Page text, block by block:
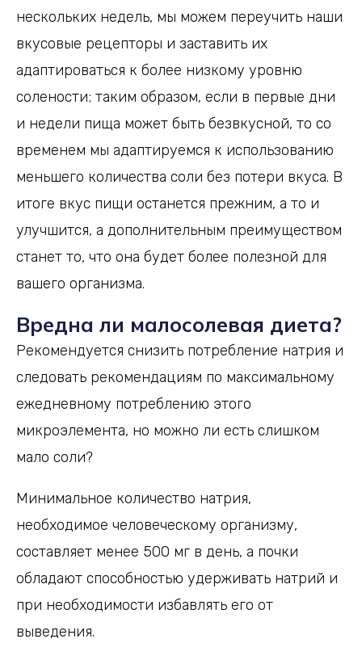
нескольких недель, мы можем переучить наши
вкусовые рецепторы и заставить их
адаптироваться к более низкому уровню
солености; таким образом, если в первые дни
и недели пища может быть безвкусной, то со
временем мы адаптируемся к использованию
меньшего количества соли без потери вкуса. В
итоге вкус пищи останется прежним, а то и
улучшится, а дополнительным преимуществом
станет то, что она будет более полезной для
вашего организма.
Вредна ли малосолевая диета?
Рекомендуется снизить потребление натрия и
следовать рекомендациям по максимальному
ежедневному потреблению этого
микроэлемента, но можно ли есть слишком
мало соли?
Минимальное количество натрия,
необходимое человеческому организму,
составляет менее 500 мг в день, а почки
обладают способностью удерживать натрий и
при необходимости избавлять его от
выведения.